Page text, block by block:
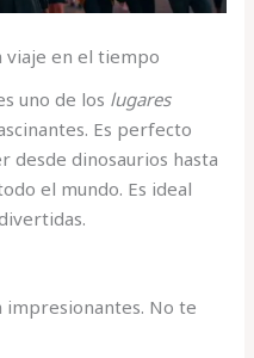
viaje en el tiempo
uno de los lugares
Es perfecto
desde dinosaurios hasta
el mundo. Es ideal
impresionantes. No te